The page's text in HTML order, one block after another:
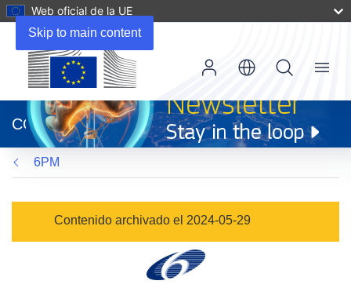
Skip to main content
Web oficial de la UE
abrirá
en
una
nueva
ventana)
CORDIS
Menu
6PM
Contenido archivado el 2024-05-29